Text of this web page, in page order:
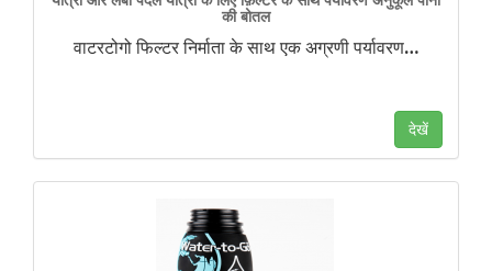
की बोतल
वाटरटोगो फिल्टर निर्माता के साथ एक अग्रणी पर्यावरण…
देखें